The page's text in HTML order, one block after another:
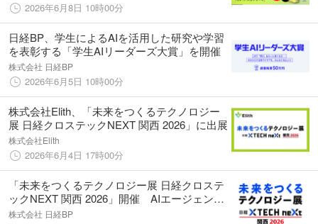
2026年6月8日 10時00分
日経BP、学生によるAIを活用した研究や学習
を表彰する「学生AIリーダーズ大賞」を開催
株式会社 日経BP
2026年6月5日 10時00分
株式会社Elith、「未来をつくるテクノロジー
展 日経クロステックNEXT 関西 2026」に出展
株式会社Elith
2026年6月4日 17時00分
「未来をつくるテクノロジー展 日経クロステ
ックNEXT 関西 2026」開催 AIエージェント
から量子コンピューターまで、注目の最新技
株式会社 日経BP